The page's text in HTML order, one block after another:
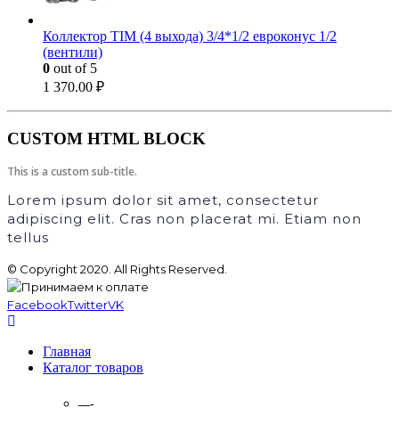
Коллектор TIM (4 выхода) 3/4*1/2 евроконус 1/2
(вентили)
0 out of 5
1 370.00 ₽
CUSTOM HTML BLOCK
This is a custom sub-title.
Lorem ipsum dolor sit amet, consectetur
adipiscing elit. Cras non placerat mi. Etiam non
tellus
© Copyright 2020. All Rights Reserved.
FacebookTwitterVK
Главная
Каталог товаров
—-